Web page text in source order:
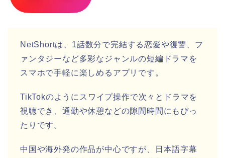
NetShortは、1話数分で完結する恋愛や復讐、フ
ァンタジーなど多彩なジャンルの短編ドラマを
スマホで手軽に楽しめるアプリです。
TikTokのようにスワイプ操作で次々とドラマを
視聴でき、通勤や休憩などの隙間時間にもぴっ
たりです。
中国や海外発の作品が中心ですが、日本語字幕